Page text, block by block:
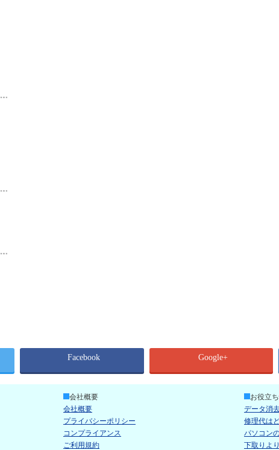
Facebook Google+
会社概要
会社概要
プライバシーポリシー
コンプライアンス
ご利用規約
お役立
データ消
修理代は
パソコン
下取りよ